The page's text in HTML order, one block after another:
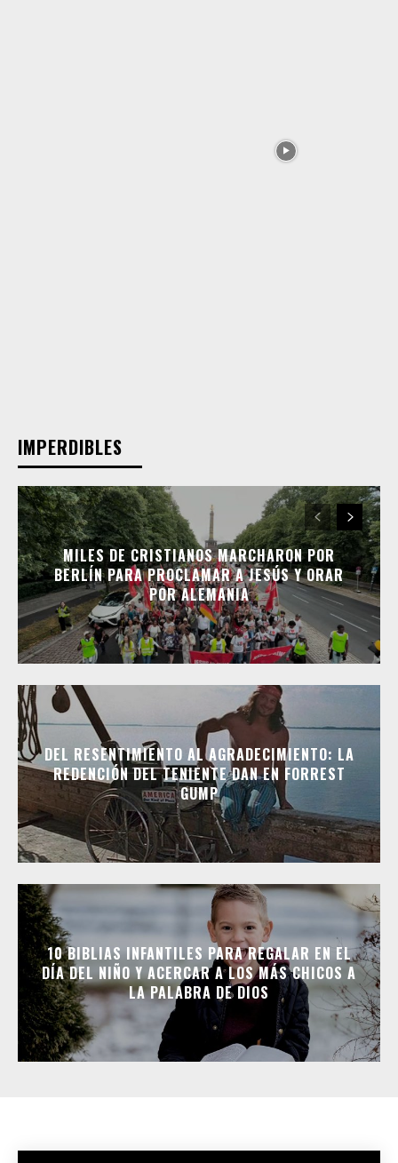
IMPERDIBLES
MILES DE CRISTIANOS MARCHARON POR
BERLÍN PARA PROCLAMAR A JESÚS Y ORAR
POR ALEMANIA
DEL RESENTIMIENTO AL AGRADECIMIENTO: LA
REDENCIÓN DEL TENIENTE DAN EN FORREST
GUMP
10 BIBLIAS INFANTILES PARA REGALAR EN EL
DÍA DEL NIÑO Y ACERCAR A LOS MÁS CHICOS A
LA PALABRA DE DIOS